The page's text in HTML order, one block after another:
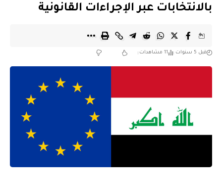
بالانتخابات عبر الإجراءات القانونية
قبل 5 سنوات 11 مشاهدات